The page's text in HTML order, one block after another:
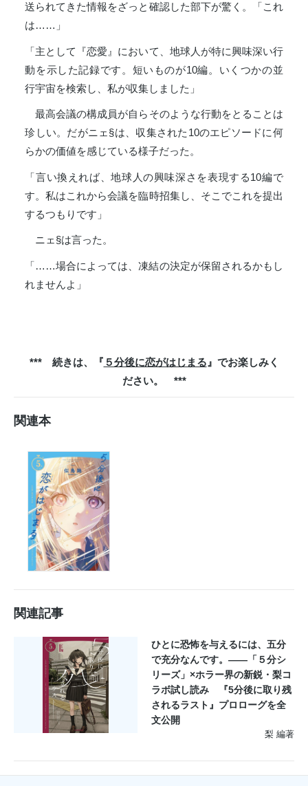
送られてきた情報をざっと確認した部下が驚く。「これ
は……」
「主として『恋愛』において、地球人が特に興味深い行
動を示した記録です。短いものが10編。いくつかの並
行宇宙を検索し、私が収集しました」
最高会議の構成員が自らそのような行動をとることは
珍しい。だがニェ§は、収集された10のエピソードに何
らかの価値を感じている様子だった。
「言い換えれば、地球人の興味深さを表現する10編で
す。私はこれから会議を臨時招集し、そこでこれを提出
するつもりです」
ニェ§は言った。
「……場合によっては、凍結の決定が保留されるかもし
れませんよ」
*** 続きは、『 ５分後に恋がはじまる 』でお楽しみく
ださい。 ***
関連本
関連記事
ひとに恐怖を与えるには、五分
で充分なんです。――「５分シ
リーズ」×ホラー界の新鋭・梨コ
ラボ試し読み 『5分後に取り残
されるラスト』プロローグを全
文公開
梨 編著